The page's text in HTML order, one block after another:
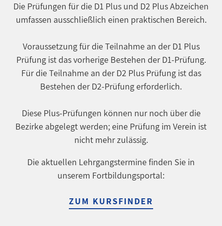
Die Prüfungen für die D1 Plus und D2 Plus Abzeichen
umfassen ausschließlich einen praktischen Bereich.
Voraussetzung für die Teilnahme an der D1 Plus
Prüfung ist das vorherige Bestehen der D1-Prüfung.
Für die Teilnahme an der D2 Plus Prüfung ist das
Bestehen der D2-Prüfung erforderlich.
Diese Plus-Prüfungen können nur noch über die
Bezirke abgelegt werden; eine Prüfung im Verein ist
nicht mehr zulässig.
Die aktuellen Lehrgangstermine finden Sie in
unserem Fortbildungsportal:
ZUM KURSFINDER